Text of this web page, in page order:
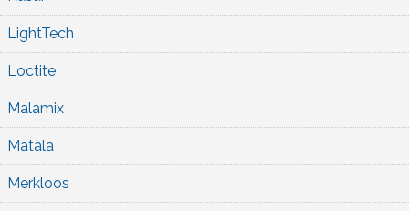
LightTech
Loctite
Malamix
Matala
Merkloos